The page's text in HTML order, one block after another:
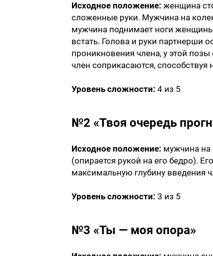
Исходное положение: женщина
сложенные руки. Мужчина на
мужчина поднимает ноги
встать. Голова и руки партнерши
проникновения члена, у этой
член соприкасаются,
Уровень сложности: 4 из 5
№2 «Твоя очередь
Исходное положение: мужчина на
(опирается рукой на его бедро).
максимальную глубину введения
Уровень сложности: 3 из 5
№3 «Ты — моя опора»